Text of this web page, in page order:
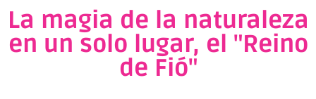
La magia de la naturaleza
en un solo lugar, el "Reino
de Fió"